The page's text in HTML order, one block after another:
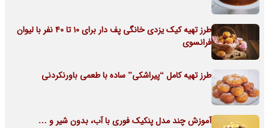
طرز تهیه کیک یزدی خانگی پف دار برای 10 تا 40 نفر با لیوان
فرانسوی
طرز تهیه کامل “پیراشکی” ساده با طعمی باورنکردنی
آموزش چند مدل پنکیک فوری با آب، بدون شیر و …